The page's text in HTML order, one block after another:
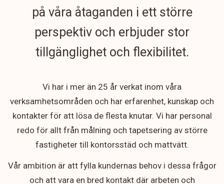
på våra åtaganden i ett större
perspektiv och erbjuder stor
tillgänglighet och flexibilitet.
Vi har i mer än 25 år verkat inom våra
verksamhetsområden och har erfarenhet, kunskap och
kontakter för att lösa de flesta knutar. Vi har personal
redo för allt från målning och tapetsering av större
fastigheter till kontorsstäd och mattvätt.
Vår ambition är att fylla kundernas behov i dessa frågor
och att vara en bred kontakt där arbeten och